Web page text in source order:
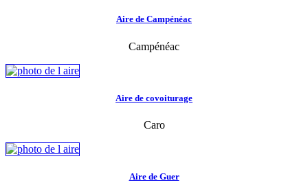
Aire de Campénéac
Campénéac
Aire de covoiturage
Caro
Aire de Guer